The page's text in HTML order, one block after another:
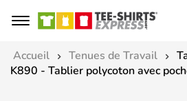
Accueil Tenues de Travail
K890 - Tablier polycoton avec